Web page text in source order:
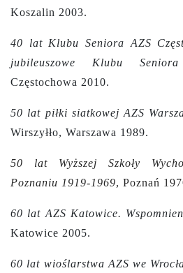
Koszalin 2003.
40 lat Klubu Seniora AZS
jubileuszowe Klubu
Częstochowa 2010.
50 lat piłki siatkowej AZS
Wirszyłło, Warszawa 1989.
50 lat Wyższej Szkoły
Poznaniu 1919-1969, Poznań
60 lat AZS Katowice.
Katowice 2005.
60 lat wioślarstwa AZS we